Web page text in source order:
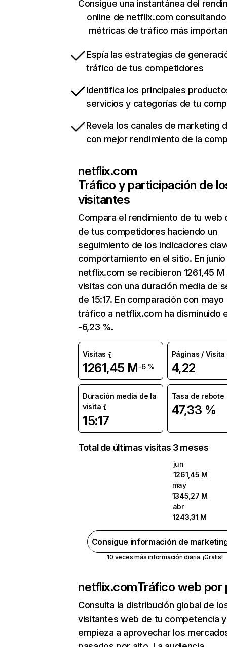
Consigue una instantánea del
online de netflix.com
métricas de tráfico más
Espía las estrategias de
tráfico de tus competidores
Identifica los principales
servicios y categorías de tu
Revela los canales de marketing
con mejor rendimiento de la
netflix.com
Tráfico y participación de
visitantes
Compara el rendimiento de tu web
de tus competidores haciendo un
seguimiento de los indicadores
comportamiento en el sitio. En junio
netflix.com se recibieron 1261,45 M
visitas con una duración media de
de 15:17. En comparación con mayo
tráfico a netflix.com ha disminuido
-6,23 %.
Visitas
1261,45 M-6 %
Páginas / Visita
4,22
Duración media de la
visita
15:17
Tasa de rebote
47,33 %
Total de últimas visitas 3 meses
jun
1261,45 M
may
1345,27 M
abr
1243,31 M
Consigue información de
10 veces más información diaria. ¡Gratis!
netflix.comTráfico web por
Consulta la distribución global de
visitantes web de tu competencia y
empieza a aprovechar los